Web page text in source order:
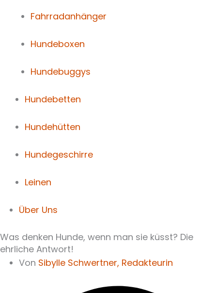
Fahrradanhänger
Hundeboxen
Hundebuggys
Hundebetten
Hundehütten
Hundegeschirre
Leinen
Über Uns
Was denken Hunde, wenn man sie küsst? Die
ehrliche Antwort!
Von Sibylle Schwertner, Redakteurin